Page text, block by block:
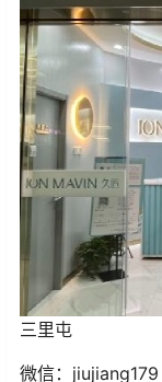
三里屯
微信： jiujiang179